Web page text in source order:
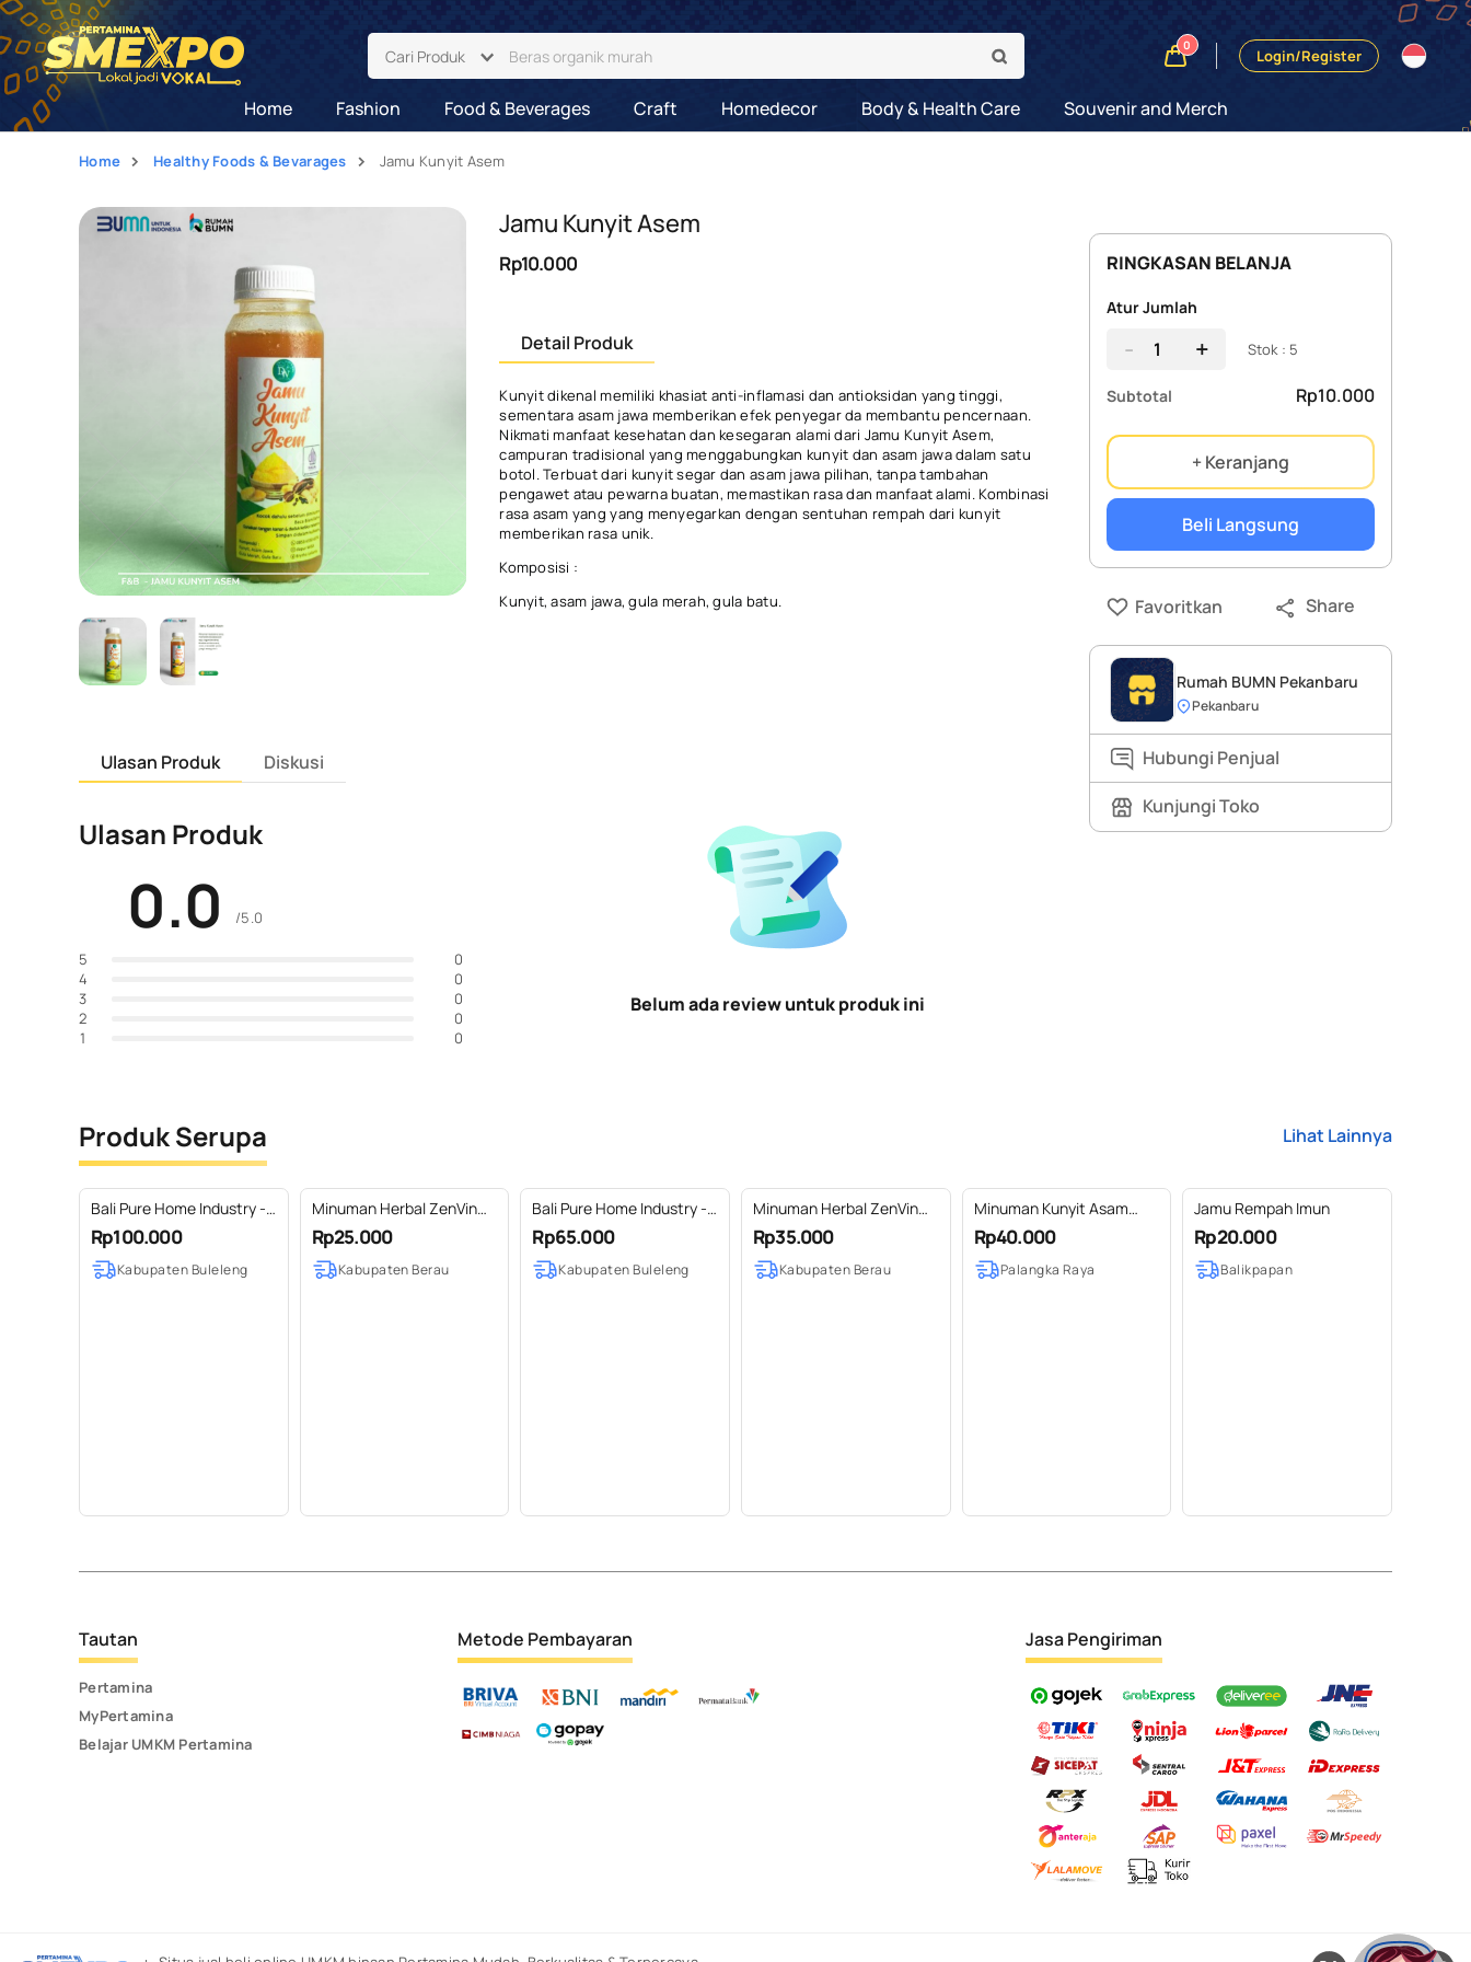
Cari Produk
0
Login/Register
Home Fashion Food & Beverages Craft Homedecor Body & Health Care Souvenir and Merch
Home Healthy Foods & Bevarages Jamu Kunyit Asem
Jamu Kunyit Asem
Rp10.000
Detail Produk
Kunyit dikenal memiliki khasiat anti-inflamasi dan antioksidan yang tinggi,
sementara asam jawa memberikan efek penyegar da membantu pencernaan.
Nikmati manfaat kesehatan dan kesegaran alami dari Jamu Kunyit Asem,
campuran tradisional yang menggabungkan kunyit dan asam jawa dalam satu
botol. Terbuat dari kunyit segar dan asam jawa pilihan, tanpa tambahan
pengawet atau pewarna buatan, memastikan rasa dan manfaat alami. Kombinasi
rasa asam yang yang menyegarkan dengan sentuhan rempah dari kunyit
memberikan rasa unik.
Komposisi :
Kunyit, asam jawa, gula merah, gula batu.
Ulasan Produk Diskusi
Ulasan Produk
0.0 /5.0
5
0
4
0
3
0
2
0
1
0
Belum ada review untuk produk ini
RINGKASAN BELANJA
Atur Jumlah
- + Stok : 5
Subtotal Rp10.000
+ Keranjang
Beli Langsung
Favoritkan Share
Rumah BUMN Pekanbaru
Pekanbaru
Hubungi Penjual
Kunjungi Toko
Produk Serupa Lihat Lainnya
Bali Pure Home Industry -
Ekstrak Kunyit Instan
230gr Organik
Rp100.000
Kabupaten Buleleng
Minuman Herbal ZenVin
Kunyit Kunci Daun Sirih
Rp25.000
Kabupaten Berau
Bali Pure Home Industry -
Kunyit Bubuk Murni Alami
Rp65.000
Kabupaten Buleleng
Minuman Herbal ZenVin
Kunyit Putih Mangga
Rp35.000
Kabupaten Berau
Minuman Kunyit Asam
serbuk Instan
Rp40.000
Palangka Raya
Jamu Rempah Imun
Rp20.000
Balikpapan
Tautan
Pertamina
MyPertamina
Belajar UMKM Pertamina
Metode Pembayaran Jasa Pengiriman